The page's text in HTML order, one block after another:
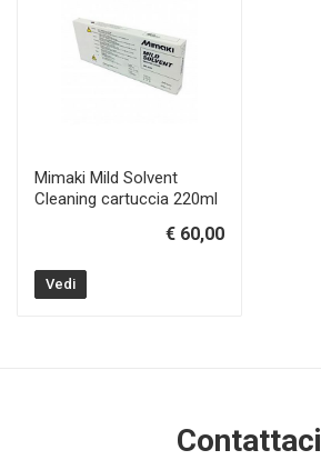
Mimaki Mild Solvent
Cleaning cartuccia 220ml
€ 60,00
Vedi
Contattaci